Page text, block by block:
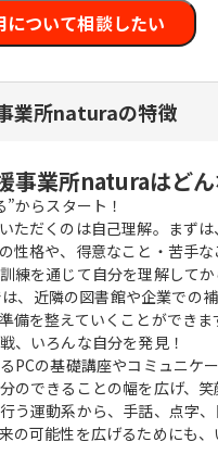
について相談したい
業所naturaの特徴
事業所naturaはどん
からスタート！
ただくのは自己理解。まず
性格や、得意なこと・苦手
練を通じて自分を理解して
、近隣の図書館や企業での
備を整えていくことができま
、いろんな自分を発見！
PCの基礎講座やコミュニケ
のできることの幅を広げ、
う運動系から、手話、点字
の可能性を広げるためにも